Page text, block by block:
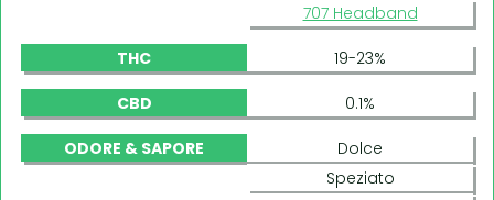
707 Headband
THC 19-23%
CBD 0.1%
ODORE & SAPORE
Dolce
Speziato